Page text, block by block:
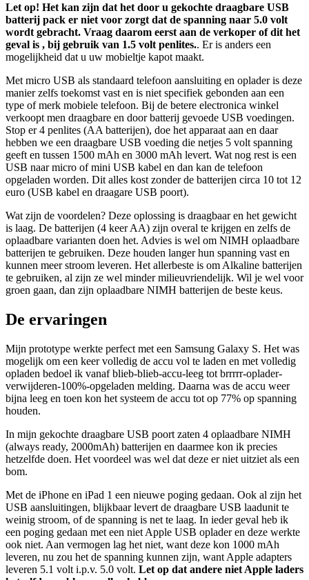
Let op! Het kan zijn dat het door u gekochte draagbare USB
batterij pack er niet voor zorgt dat de spanning naar 5.0 volt
wordt gebracht. Vraag daarom eerst aan de verkoper of dit het
geval is , bij gebruik van 1.5 volt penlites.. Er is anders een
mogelijkheid dat u uw mobieltje kapot maakt.
Met micro USB als standaard telefoon aansluiting en oplader is deze
manier zelfs toekomst vast en is niet specifiek gebonden aan een
type of merk mobiele telefoon. Bij de betere electronica winkel
verkoopt men draagbare en door batterij gevoede USB voedingen.
Stop er 4 penlites (AA batterijen), doe het apparaat aan en daar
hebben we een draagbare USB voeding die netjes 5 volt spanning
geeft en tussen 1500 mAh en 3000 mAh levert. Wat nog rest is een
USB naar micro of mini USB kabel en dan kan de telefoon
opgeladen worden. Dit alles kost zonder de batterijen circa 10 tot 12
euro (USB kabel en draagare USB poort).
Wat zijn de voordelen? Deze oplossing is draagbaar en het gewicht
is laag. De batterijen (4 keer AA) zijn overal te krijgen en zelfs de
oplaadbare varianten doen het. Advies is wel om NIMH oplaadbare
batterijen te gebruiken. Deze houden langer hun spanning vast en
kunnen meer stroom leveren. Het allerbeste is om Alkaline batterijen
te gebruiken, al zijn ze wel minder milieuvriendelijk. Wil je wel voor
groen gaan, dan zijn oplaadbare NIMH batterijen de beste keus.
De ervaringen
Mijn prototype werkte perfect met een Samsung Galaxy S. Het was
mogelijk om een keer volledig de accu vol te laden en met volledig
opladen bedoel ik vanaf blieb-blieb-accu-leeg tot brrrrr-oplader-
verwijderen-100%-opgeladen melding. Daarna was de accu weer
bijna leeg en toen kon het systeem de accu tot op 77% op spanning
houden.
In mijn gekochte draagbare USB poort zaten 4 oplaadbare NIMH
(always ready, 2000mAh) batterijen en daarmee kon ik precies
hetzelfde doen. Het voordeel was wel dat deze er niet uitziet als een
bom.
Met de iPhone en iPad 1 een nieuwe poging gedaan. Ook al zijn het
USB aansluitingen, blijkbaar levert de draagbare USB laadunit te
weinig stroom, of de spanning is net te laag. In ieder geval heb ik
een poging gedaan met een niet Apple USB oplader en deze werkte
ook niet. Aan vermogen lag het niet, want deze kon 1000 mAh
leveren, nu zou het de spanning kunnen zijn, want Apple adapters
leveren 5.1 volt i.p.v. 5.0 volt. Let op dat andere niet Apple laders